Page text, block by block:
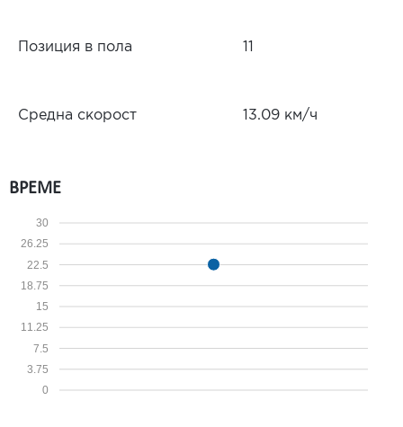
Позиция в пола
Средна скорост 13.09 км/ч
ВРЕМЕ
0
3.75
7.5
11.25
15
18.75
22.5
26.25
30